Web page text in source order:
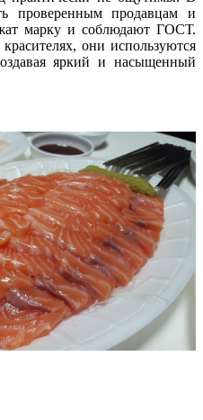
проверенным продавцам и
марку и соблюдают ГОСТ.
они используются
яркий и насыщенный